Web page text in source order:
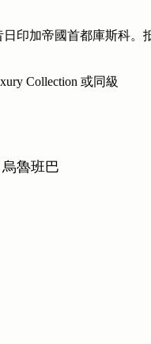
印加帝國首都庫斯科。
Collection 或同級
魯班巴